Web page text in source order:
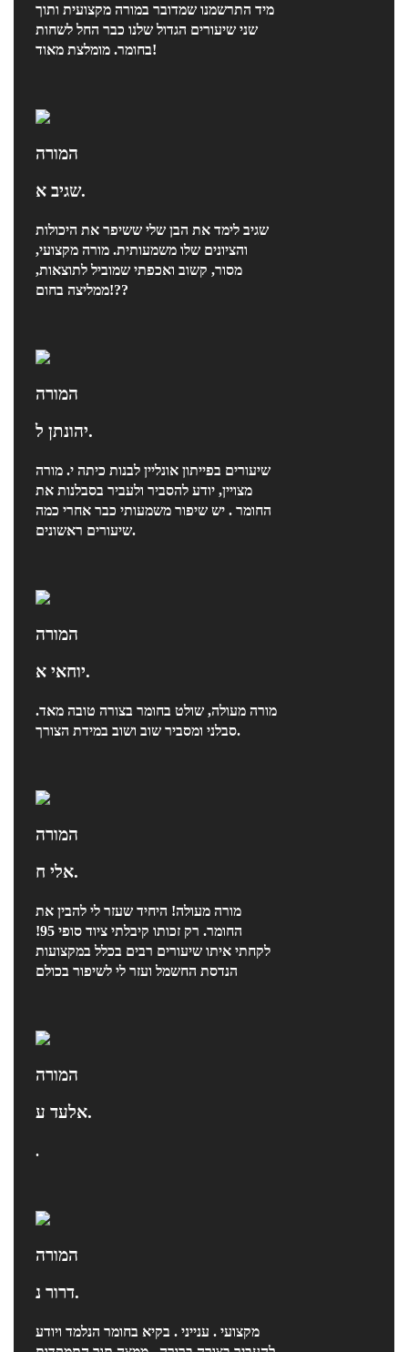
מיד התרשמנו שמדובר במורה מקצועית ותוך
שני שיעורים הגדול שלנו כבר החל לשחות
בחומר. מומלצת מאוד!
המורה
שגיב א.
שגיב לימד את הבן שלי ששיפר את היכולות
והציונים שלו משמעותית. מורה מקצועי,
מסור, קשוב ואכפתי שמוביל לתוצאות,
ממליצה בחום!??
המורה
יהונתן ל.
שיעורים בפייתון אונליין לבנות כיתה י. מורה
מצויין, יודע להסביר ולעביר בסבלנות את
החומר . יש שיפור משמעותי כבר אחרי כמה
שיעורים ראשונים.
המורה
יוחאי א.
מורה מעולה, שולט בחומר בצורה טובה מאד.
סבלני ומסביר שוב ושוב במידת הצורך.
המורה
אלי ח.
מורה מעולה! היחיד שעזר לי להבין את
החומר. רק זכותו קיבלתי ציוד סופי 95!
לקחתי איתו שיעורים רבים בכלל במקצועות
הנדסת החשמל ועזר לי לשיפור בכולם
המורה
אלעד ע.
.
המורה
דרור נ.
מקצועי . ענייני . בקיא בחומר הנלמד ויודע